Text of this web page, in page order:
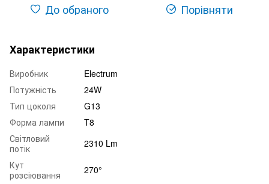
До обраного Порівняти
Характеристики
Виробник
Electrum
Потужність
24W
Тип цоколя
G13
Форма лампи
T8
Світловий
потік
2310 Lm
Кут
розсіювання
270°